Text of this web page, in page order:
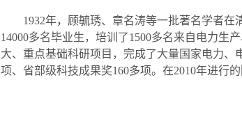
1932年，顾毓琇、章名涛等一批著名学者在
14000多名毕业生，培训了1500多名来自电力生
大、重点基础科研项目，完成了大量国家电力
项、省部级科技成果奖160多项。在2010年进行